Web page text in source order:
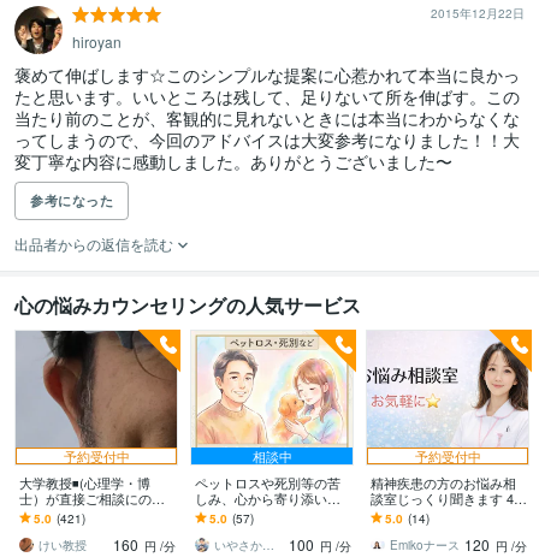
2015年12月22日
hiroyan
褒めて伸ばします☆このシンプルな提案に心惹かれて本当に良かっ
たと思います。いいところは残して、足りないて所を伸ばす。この
当たり前のことが、客観的に見れないときには本当にわからなくな
ってしまうので、今回のアドバイスは大変参考になりました！！大
変丁寧な内容に感動しました。ありがとうございました〜
参考になった
出品者からの返信を読む
心の悩みカウンセリングの人気サービス
予約受付中
大学教授◾️(心理学・博
士）が直接ご相談にのり
ます 学生さんが、心理学
の先生に恋愛相談するよ
うなお気軽さでどうぞ
5.0 (421)
けい教授
160 円 /分
相談中
ペットロスや死別等の苦
しみ、心から寄り添いま
す 止まった時計の針、無
理に動かさなくて大丈夫
ですから
5.0 (57)
いやさか☆やすらぎの傾聴者
100 円 /分
予約受付中
精神疾患の方のお悩み相
談室じっくり聞きます 48
時間以内にあなただけの
Word資料を無料でお届け
します
5.0 (14)
Emikoナース 120 円 /分